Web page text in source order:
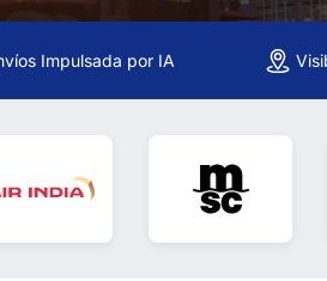
Impulsada por IA